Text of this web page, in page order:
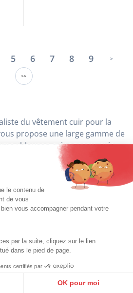
le contenu de
de vous
vous accompagner pendant votre
par la suite, cliquez sur le lien
dans le pied de page.
certifiés par
OK pour moi
5 6 7 8 9